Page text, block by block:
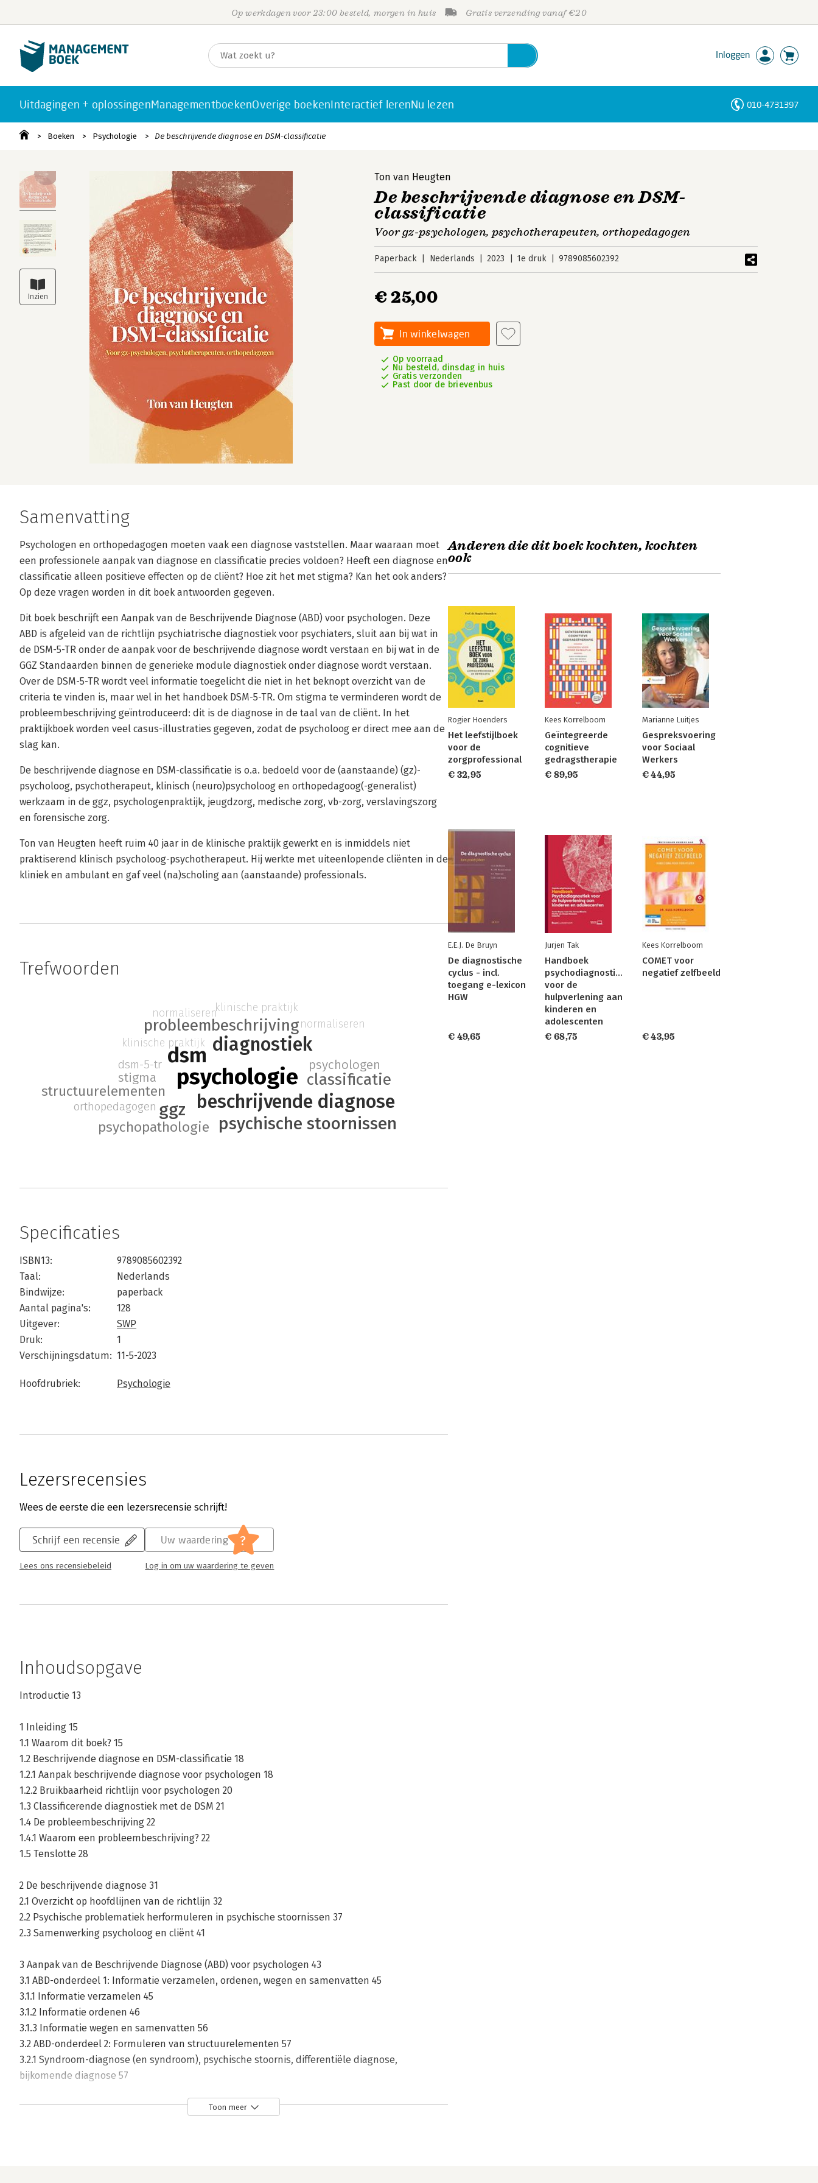
Op werkdagen voor 23:00 besteld, morgen in huis Gratis verzending vanaf €20
Inloggen
Uitdagingen + oplossingenManagementboekenOverige boekenInteractief lerenNu lezen 010-4731397
Boeken Psychologie De beschrijvende diagnose en DSM-classificatie
Ton van Heugten
De beschrijvende diagnose en DSM-
classificatie
Voor gz-psychologen, psychotherapeuten, orthopedagogen
Paperback Nederlands 2023 1e druk 9789085602392
€ 25,00
In winkelwagen
Op voorraad
Nu besteld, dinsdag in huis
Gratis verzonden
Past door de brievenbus
Samenvatting
Psychologen en orthopedagogen moeten vaak een diagnose vaststellen. Maar waaraan moet
een professionele aanpak van diagnose en classificatie precies voldoen? Heeft een diagnose en
classificatie alleen positieve effecten op de cliënt? Hoe zit het met stigma? Kan het ook anders?
Op deze vragen worden in dit boek antwoorden gegeven.
Dit boek beschrijft een Aanpak van de Beschrijvende Diagnose (ABD) voor psychologen. Deze
ABD is afgeleid van de richtlijn psychiatrische diagnostiek voor psychiaters, sluit aan bij wat in
de DSM-5-TR onder de aanpak voor de beschrijvende diagnose wordt verstaan en bij wat in de
GGZ Standaarden binnen de generieke module diagnostiek onder diagnose wordt verstaan.
Over de DSM-5-TR wordt veel informatie toegelicht die niet in het beknopt overzicht van de
criteria te vinden is, maar wel in het handboek DSM-5-TR. Om stigma te verminderen wordt de
probleembeschrijving geïntroduceerd: dit is de diagnose in de taal van de cliënt. In het
praktijkboek worden veel casus-illustraties gegeven, zodat de psycholoog er direct mee aan de
slag kan.
De beschrijvende diagnose en DSM-classificatie is o.a. bedoeld voor de (aanstaande) (gz)-
psycholoog, psychotherapeut, klinisch (neuro)psycholoog en orthopedagoog(-generalist)
werkzaam in de ggz, psychologenpraktijk, jeugdzorg, medische zorg, vb-zorg, verslavingszorg
en forensische zorg.
Ton van Heugten heeft ruim 40 jaar in de klinische praktijk gewerkt en is inmiddels niet
praktiserend klinisch psycholoog-psychotherapeut. Hij werkte met uiteenlopende cliënten in de
kliniek en ambulant en gaf veel (na)scholing aan (aanstaande) professionals.
Trefwoorden
psychologie
dsm
beschrijvende diagnose
diagnostiek
psychische stoornissen
ggz
probleembeschrijving
classificatie
structuurelementen
psychopathologie
stigma
psychologen
orthopedagogen
dsm-5-tr
klinische praktijk
normaliserenklinische praktijk
normaliseren
Specificaties
ISBN13:
9789085602392
Taal:
Nederlands
Bindwijze:
paperback
Aantal pagina's:
128
Uitgever:
SWP
Druk:
1
Verschijningsdatum: 11-5-2023
Hoofdrubriek: Psychologie
Lezersrecensies
Wees de eerste die een lezersrecensie schrijft!
Schrijf een recensie
Lees ons recensiebeleid
Uw waardering ?
Log in om uw waardering te geven
Inhoudsopgave
Introductie 13
1 Inleiding 15
1.1 Waarom dit boek? 15
1.2 Beschrijvende diagnose en DSM-classificatie 18
1.2.1 Aanpak beschrijvende diagnose voor psychologen 18
1.2.2 Bruikbaarheid richtlijn voor psychologen 20
1.3 Classificerende diagnostiek met de DSM 21
1.4 De probleembeschrijving 22
1.4.1 Waarom een probleembeschrijving? 22
1.5 Tenslotte 28
2 De beschrijvende diagnose 31
2.1 Overzicht op hoofdlijnen van de richtlijn 32
2.2 Psychische problematiek herformuleren in psychische stoornissen 37
2.3 Samenwerking psycholoog en cliënt 41
3 Aanpak van de Beschrijvende Diagnose (ABD) voor psychologen 43
3.1 ABD-onderdeel 1: Informatie verzamelen, ordenen, wegen en samenvatten 45
3.1.1 Informatie verzamelen 45
3.1.2 Informatie ordenen 46
3.1.3 Informatie wegen en samenvatten 56
3.2 ABD-onderdeel 2: Formuleren van structuurelementen 57
3.2.1 Syndroom-diagnose (en syndroom), psychische stoornis, differentiële diagnose,
bijkomende diagnose 57
3.3 ABD-onderdeel 3: Formuleren van de beschrijvende diagnose 67
Toon meer
Anderen die dit boek kochten, kochten
ook
Rogier Hoenders
Het leefstijlboek
voor de
zorgprofessional
€ 32,95
Kees Korrelboom
Geïntegreerde
cognitieve
gedragstherapie
€ 89,95
Marianne Luitjes
Gespreksvoering
voor Sociaal
Werkers
€ 44,95
E.E.J. De Bruyn
De diagnostische
cyclus - incl.
toegang e-lexicon
HGW
€ 49,65
Jurjen Tak
Handboek
psychodiagnostiek
voor de
hulpverlening aan
kinderen en
adolescenten
€ 68,75
Kees Korrelboom
COMET voor
negatief zelfbeeld
€ 43,95
Personen